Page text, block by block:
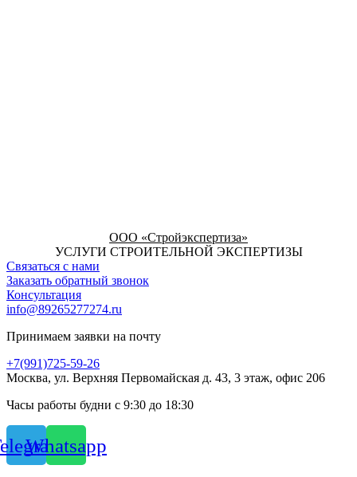
ООО «Стройэкспертиза»
УСЛУГИ СТРОИТЕЛЬНОЙ ЭКСПЕРТИЗЫ
Связаться с нами
Заказать обратный звонок
Консультация
info@89265277274.ru
Принимаем заявки на почту
+7(991)725-59-26
Москва, ул. Верхняя Первомайская д. 43, 3 этаж, офис 206
Часы работы будни с 9:30 до 18:30
Whatsapp